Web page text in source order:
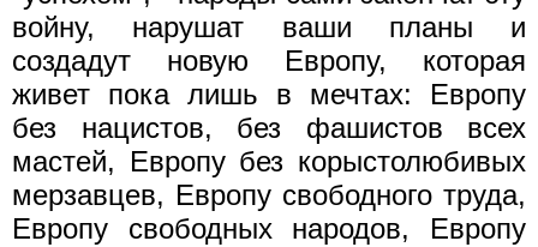
войну, нарушат ваши планы и
создадут новую Европу, которая
живет пока лишь в мечтах: Европу
без нацистов, без фашистов всех
мастей, Европу без корыстолюбивых
мерзавцев, Европу свободного труда,
Европу свободных народов, Европу